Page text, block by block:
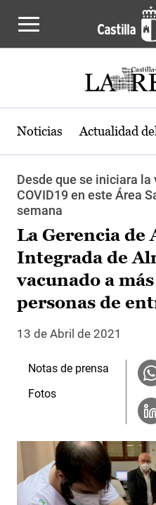
Noticias Actualidad
Desde que se iniciara la
COVID19 en este Área
semana
La Gerencia de
Integrada de
vacunado a
personas de
13 de Abril de 2021
Notas de prensa
Fotos